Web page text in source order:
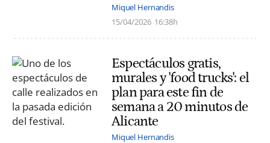
Miquel Hernandis
15/04/2026 16:38h
Espectáculos gratis,
murales y 'food trucks': el
plan para este fin de
semana a 20 minutos de
Alicante
Miquel Hernandis